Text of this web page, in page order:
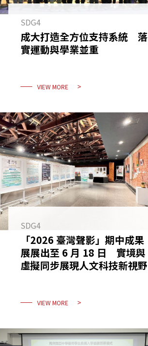
SDG4
成大打造全方位支持系統 落
實運動與學業並重
VIEW MORE
SDG4
「2026 臺灣聲影」期中成果
展展出至 6 月 18 日 實境與
虛擬同步展現人文科技新視野
VIEW MORE